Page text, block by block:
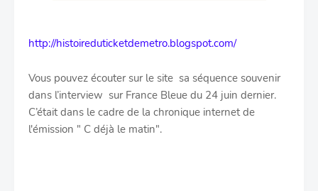
http://histoireduticketdemetro.blogspot.com/
Vous pouvez écouter sur le site sa séquence souvenir
dans l’interview sur France Bleue du 24 juin dernier.
C’était dans le cadre de la chronique internet de
l'émission " C déjà le matin".